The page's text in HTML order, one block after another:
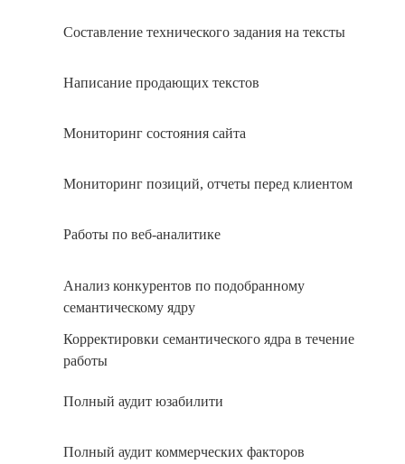
Составление технического задания на тексты
Написание продающих текстов
Мониторинг состояния сайта
Мониторинг позиций, отчеты перед клиентом
Работы по веб-аналитике
Анализ конкурентов по подобранному
семантическому ядру
Корректировки семантического ядра в течение
работы
Полный аудит юзабилити
Полный аудит коммерческих факторов